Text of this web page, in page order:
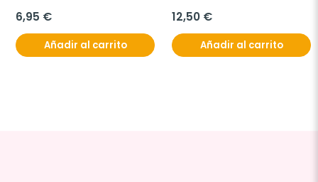
6,95 €
Añadir al carrito
12,50 €
Añadir al carrito